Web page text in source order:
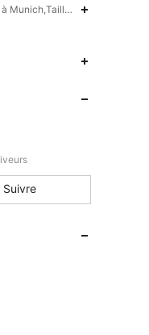
Munich,Taille basse,Lavage
Suivre